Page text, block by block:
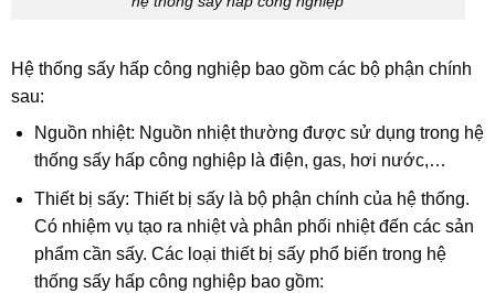
Hệ thống sấy hấp công nghiệp bao gồm các bộ phận chính
sau:
Nguồn nhiệt: Nguồn nhiệt thường được sử dụng trong hệ
thống sấy hấp công nghiệp là điện, gas, hơi nước,…
Thiết bị sấy: Thiết bị sấy là bộ phận chính của hệ thống.
Có nhiệm vụ tạo ra nhiệt và phân phối nhiệt đến các sản
phẩm cần sấy. Các loại thiết bị sấy phổ biến trong hệ
thống sấy hấp công nghiệp bao gồm: